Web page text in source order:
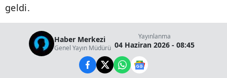
geldi.
Haber Merkezi
Genel Yayın Müdürü
Yayınlanma
04 Haziran 2026 - 08:45